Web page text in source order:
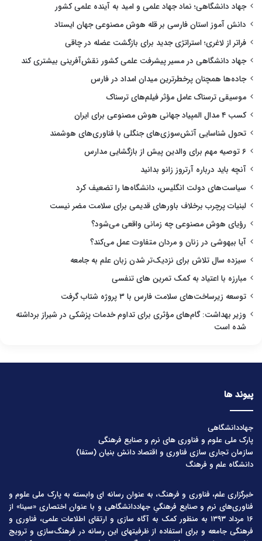
جهاد دانشگاهی؛ نماد جهاد علمی و امید به آینده علمی کشور
دانش آموز استان فارسی بر قله هوش مصنوعی جهان ایستاد
فراتر از لاغری؛ استراتژی جدید برای بازگشت عضله در چاقی
جهاد دانشگاهی در مسیر پیشرفت علمی کشور نقش‌آفرینی بیشتری کند
جاده‌ها همچنان پرخطرترین میدان امداد در فارس
موسیقی ترسناک عامل مؤثر فیلم‌های ترسناک
کسب ۴ مدال المپیاد جهانی هوش مصنوعی برای ایران
تحول شناسایی آتش‌سوزی‌های جنگلی با فناوری‌های هوشمند
۶ توصیه مهم برای والدین پیش از بازگشایی مدارس
آنچه باید درباره آرتروز زانو بدانید
سیاست‌های دولت انگلیس، دانشگاه‌ها را تضعیف کرد
لبنیات پرچرب برخلاف باورهای قدیمی برای سلامت مضر نیست
رؤیای هوش مصنوعی چه زمانی واقعی می‌شود؟
آیا بیهوشی در زنان و مردان متفاوت عمل می‌کند؟
سیزده سال تلاش برای نزدیک‌تر شدن زبان علم به جامعه
مبارزه با اعتیاد به کمک تمرین های تنفسی
توسعه زیرساخت‌های سلامت فارس با ۳ پروژه شتاب گرفت
وزیر بهداشت: گام‌های مؤثری برای تداوم خدمات پزشکی در شیراز برداشته
شده است
پیوند ها
جهاددانشگاهی
پارک ملی علوم و فناوری های نرم و صنایع فرهنگی
سازمان تجاری سازی فناوری و اقتصاد دانش بنیان (ستفا)
دانشگاه علم و فرهنگ
خبرگزاری علم، فناوری و فرهنگ، به عنوان رسانه ای وابسته به پارک ملی علوم و
فناوری‌های نرم و صنایع فرهنگیِ جهاددانشگاهی و با عنوان اختصاری «سینا» از
۱۶ مرداد ۱۳۹۳ به منظور کمک به آگاه سازی و ارتقای اطلاعات علمی، فناوری و
فرهنگی جامعه و برای استفاده از ظرفیتهای این رسانه در فرهنگ‌سازی و ترویج